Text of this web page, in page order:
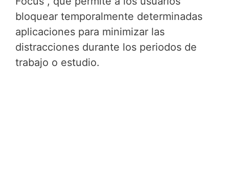
bloquear temporalmente determinadas
aplicaciones para minimizar las
distracciones durante los periodos de
trabajo o estudio.